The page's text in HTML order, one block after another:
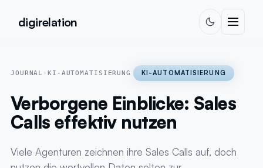
digirelation
JOURNAL ›KI-AUTOMATISIERUNG KI-AUTOMATISIERUNG
Verborgene Einblicke: Sales
Calls effektiv nutzen
Viele Agenturen zeichnen ihre Sales Calls auf, doch